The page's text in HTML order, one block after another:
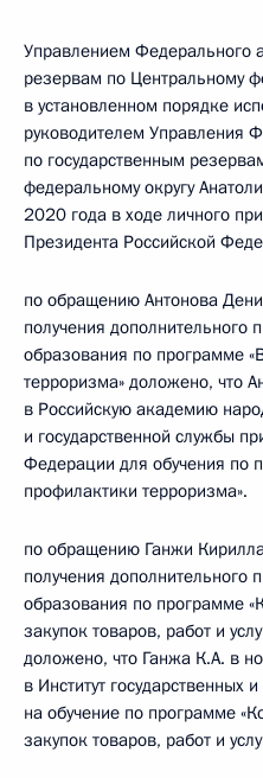
Управлением Федерального
резервам по Центральному
в установленном порядке
руководителем Управления
по государственным
федеральному округу
2020 года в ходе личного
Президента Российской
по обращению Антонова
получения дополнительного
образования по программе
терроризма» доложено, что
в Российскую академию
и государственной службы
Федерации для обучения по
профилактики терроризма».
по обращению Ганжи
получения дополнительного
образования по программе
закупок товаров, работ и
доложено, что Ганжа К.А. в
в Институт государственных
на обучение по программе
закупок товаров, работ и